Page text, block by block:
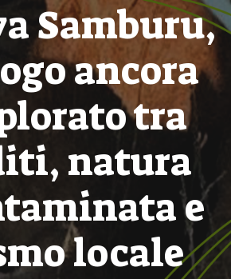
Samburu,
ancora
tra
natura
e
locale